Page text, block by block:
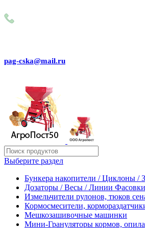
pag-cska@mail.ru
Выберите раздел
Бункера накопители / Циклоны /
Дозаторы / Весы / Линии Фасовки
Измельчители рулонов, тюков
Кормосмесители,
Мешкозашивочные машинки
Мини-Грануляторы кормов, опила